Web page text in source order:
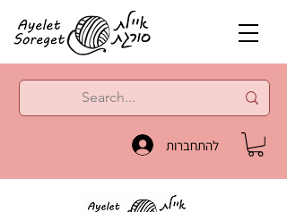
להתחברות